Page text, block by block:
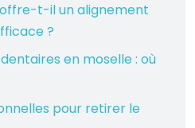
t-il un alignement
?
en moselle : où
pour retirer le